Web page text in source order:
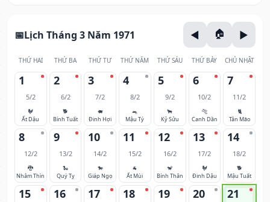
Lịch Tháng 3 Năm 1971
THỨ HAI THỨ BA THỨ TƯ THỨ NĂM THỨ SÁU THỨ BẢY CHỦ NHẬT
1
5/2
🐓
Ất Dậu
2
6/2
🐕
Bính Tuất
3
7/2
🐖
Đinh Hợi
4
8/2
🐀
Mậu Tý
5
9/2
🐂
Kỷ Sửu
6
10/2
🐅
Canh Dần
7
11/2
🐈
Tân Mão
8
12/2
🐉
Nhâm Thìn
9
13/2
🐍
Quý Tỵ
10
14/2
🐎
Giáp Ngọ
11
15/2
🐐
Ất Mùi
12
16/2
🐒
Bính Thân
13
17/2
🐓
Đinh Dậu
14
18/2
🐕
Mậu Tuất
15 16 17 18 19 20 21